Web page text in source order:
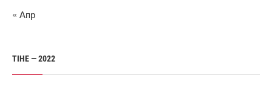
« Апр
TIHE — 2022